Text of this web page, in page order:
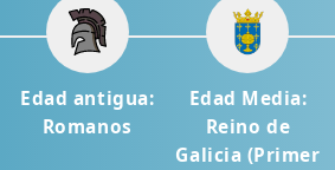
Edad antigua:
Romanos
Edad Media:
Reino de
Galicia (Primer